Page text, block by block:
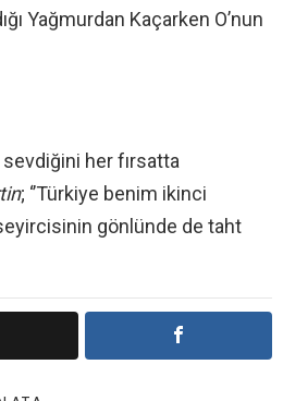
Yağmurdan Kaçarken O’nun
sevdiğini her fırsatta
; ‘’Türkiye benim ikinci
seyircisinin gönlünde de taht